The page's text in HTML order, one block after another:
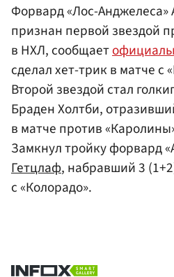
Форвард «Лос-
признан первой звездой
в НХЛ, сообщает
сделал хет-трик в матче с
Второй звездой стал
Браден Холтби,
в матче против
Замкнул тройку форвард
Гетцлаф, набравший 3
с «Колорадо».